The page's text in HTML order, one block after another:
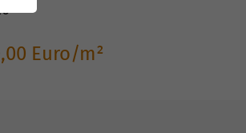
Euro/m²